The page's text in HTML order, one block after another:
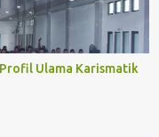
Ulama Karismatik